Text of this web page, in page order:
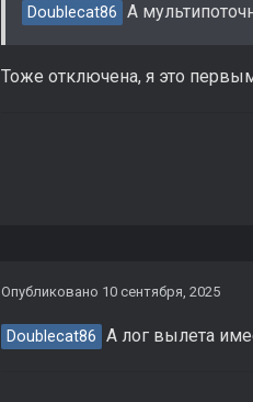
Doublecat86 А
Тоже отключена, я это
Опубликовано 10 сентября, 2025
Doublecat86 А лог вылета